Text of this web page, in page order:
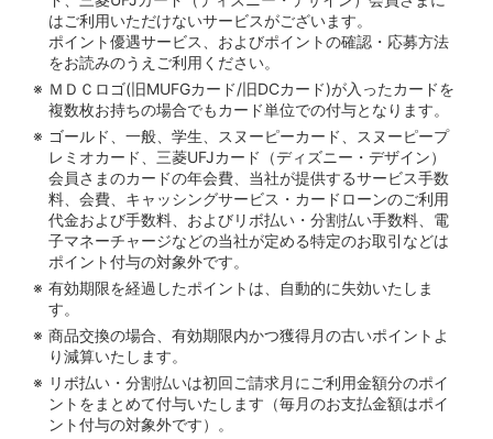
はご利用いただけないサービスがございます。
ポイント優遇サービス、およびポイントの確認・応募方法
をお読みのうえご利用ください。
ＭＤＣロゴ(旧MUFGカード/旧DCカード)が入ったカードを
複数枚お持ちの場合でもカード単位での付与となります。
ゴールド、一般、学生、スヌーピーカード、スヌーピープ
レミオカード、三菱UFJカード（ディズニー・デザイン）
会員さまのカードの年会費、当社が提供するサービス手数
料、会費、キャッシングサービス・カードローンのご利用
代金および手数料、およびリボ払い・分割払い手数料、電
子マネーチャージなどの当社が定める特定のお取引などは
ポイント付与の対象外です。
有効期限を経過したポイントは、自動的に失効いたしま
す。
商品交換の場合、有効期限内かつ獲得月の古いポイントよ
り減算いたします。
リボ払い・分割払いは初回ご請求月にご利用金額分のポイ
ントをまとめて付与いたします（毎月のお支払金額はポイ
ント付与の対象外です）。